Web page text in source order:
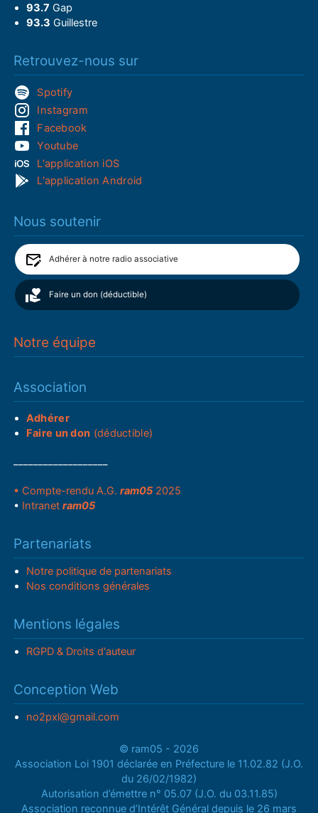
93.7 Gap
93.3 Guillestre
Retrouvez-nous sur
Spotify
Instagram
Facebook
Youtube
L'application iOS
L'application Android
Nous soutenir
Adhérer à notre radio associative
Faire un don (déductible)
Notre équipe
Association
Adhérer
Faire un don (déductible)
• Compte-rendu A.G.ram05 2025
• Intranetram05
Partenariats
Notre politique de partenariats
Nos conditions générales
Mentions légales
RGPD & Droits d'auteur
Conception Web
no2pxl@gmail.com
© ram05 - 2026
Association Loi 1901 déclarée en Préfecture le 11.02.82 (J.O.
du 26/02/1982)
Autorisation d’émettre n° 05.07 (J.O. du 03.11.85)
Association reconnue d’Intérêt Général depuis le 26 mars